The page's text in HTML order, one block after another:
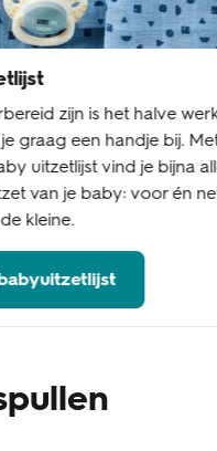
zijn is het halve
graag een handje bij.
uitzetlijst vind je bijna
van je baby: voor én
kleine.